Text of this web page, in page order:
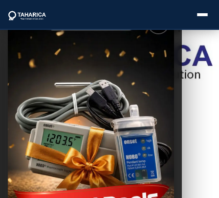
Categories
Brands
Service
Industries
Uji Kepadatan
Tanah Light
Weight
Deflectometer:
Akurat & Efisien
THC SEO
March 13, 2026
Postingan
Lainnya